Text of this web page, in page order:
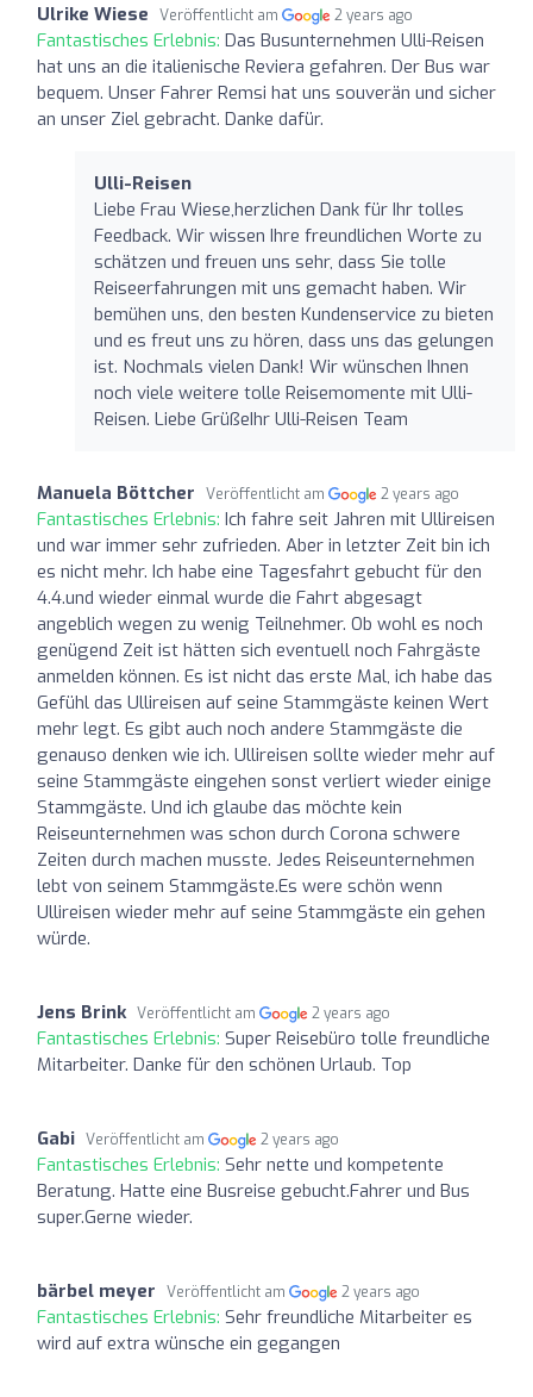
Ulrike Wiese Veröffentlicht am 2 years ago
Fantastisches Erlebnis: Das Busunternehmen Ulli-Reisen
hat uns an die italienische Reviera gefahren. Der Bus war
bequem. Unser Fahrer Remsi hat uns souverän und sicher
an unser Ziel gebracht. Danke dafür.
Ulli-Reisen
Liebe Frau Wiese,herzlichen Dank für Ihr tolles
Feedback. Wir wissen Ihre freundlichen Worte zu
schätzen und freuen uns sehr, dass Sie tolle
Reiseerfahrungen mit uns gemacht haben. Wir
bemühen uns, den besten Kundenservice zu bieten
und es freut uns zu hören, dass uns das gelungen
ist. Nochmals vielen Dank! Wir wünschen Ihnen
noch viele weitere tolle Reisemomente mit Ulli-
Reisen. Liebe GrüßeIhr Ulli-Reisen Team
Manuela Böttcher Veröffentlicht am 2 years ago
Fantastisches Erlebnis: Ich fahre seit Jahren mit Ullireisen
und war immer sehr zufrieden. Aber in letzter Zeit bin ich
es nicht mehr. Ich habe eine Tagesfahrt gebucht für den
4.4.und wieder einmal wurde die Fahrt abgesagt
angeblich wegen zu wenig Teilnehmer. Ob wohl es noch
genügend Zeit ist hätten sich eventuell noch Fahrgäste
anmelden können. Es ist nicht das erste Mal, ich habe das
Gefühl das Ullireisen auf seine Stammgäste keinen Wert
mehr legt. Es gibt auch noch andere Stammgäste die
genauso denken wie ich. Ullireisen sollte wieder mehr auf
seine Stammgäste eingehen sonst verliert wieder einige
Stammgäste. Und ich glaube das möchte kein
Reiseunternehmen was schon durch Corona schwere
Zeiten durch machen musste. Jedes Reiseunternehmen
lebt von seinem Stammgäste.Es were schön wenn
Ullireisen wieder mehr auf seine Stammgäste ein gehen
würde.
Jens Brink Veröffentlicht am 2 years ago
Fantastisches Erlebnis: Super Reisebüro tolle freundliche
Mitarbeiter. Danke für den schönen Urlaub. Top
Gabi Veröffentlicht am 2 years ago
Fantastisches Erlebnis: Sehr nette und kompetente
Beratung. Hatte eine Busreise gebucht.Fahrer und Bus
super.Gerne wieder.
bärbel meyer Veröffentlicht am 2 years ago
Fantastisches Erlebnis: Sehr freundliche Mitarbeiter es
wird auf extra wünsche ein gegangen